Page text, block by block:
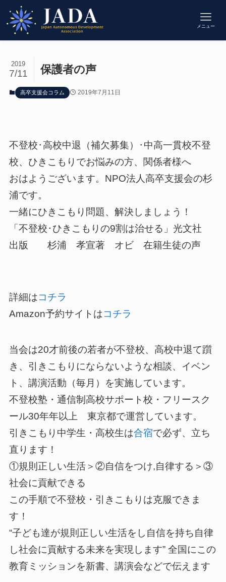
メニュー
保護者の声
2019
7/11
高卒支援会コラム 2019年7月11日
不登校･高校中退（補欠募集）･中高一貫校不登
校、ひきこもりでお悩みの方、関係者様へ
おはようございます。NPO法人高卒支援会の杉
浦です。
一緒にひきこもり問題、解決しましょう！
「不登校･ひきこもりの9割は治せる」光文社
出版 杉浦 孝宣著 オビ 在籍生徒の声
詳細はコチラ
Amazon予約サイトはコチラ
当会は20才前後の若者が不登校、高校中退て躓
き、引きこもりにならないような相談、イベン
ト、講演活動（毎月）を実施しています。
不登校塾・通信制高校サポート校・フリースク
ール30年年以上 東京都で運営しています。
引きこもり中学生・高校生は合宿で必ず、立ち
直ります！
①規則正しい生活＞②自信をつけ,自律する＞③
社会に貢献できる
この手順で不登校・引きこもりは克服できま
す！
“子ども達が規則正しい生活をし自信を持ち自律
し社会に貢献する未来を実現します” 全国にこの
教育ミッションを新書、講演会などで伝えます